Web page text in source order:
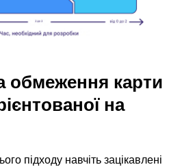
обмеження карти
на
підходу навчіть зацікавлені